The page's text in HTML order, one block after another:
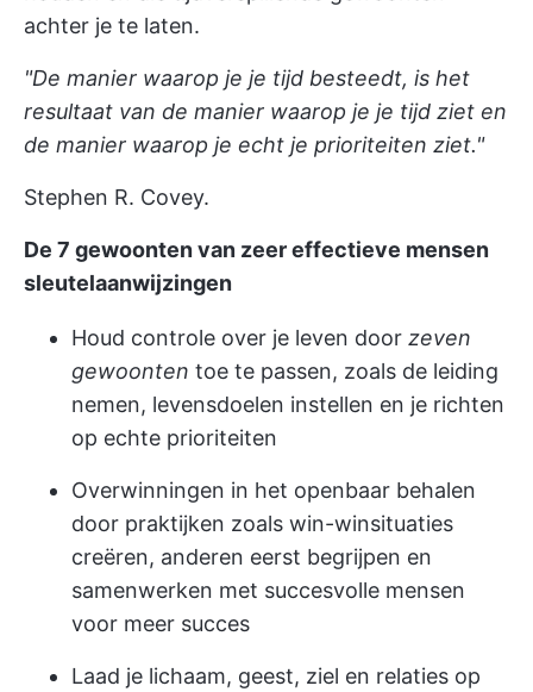
achter je te laten.
"De manier waarop je je tijd besteedt, is het
resultaat van de manier waarop je je tijd ziet en
de manier waarop je echt je prioriteiten ziet."
Stephen R. Covey.
De 7 gewoonten van zeer effectieve mensen
sleutelaanwijzingen
Houd controle over je leven door zeven
gewoonten toe te passen, zoals de leiding
nemen, levensdoelen instellen en je richten
op echte prioriteiten
Overwinningen in het openbaar behalen
door praktijken zoals win-winsituaties
creëren, anderen eerst begrijpen en
samenwerken met succesvolle mensen
voor meer succes
Laad je lichaam, geest, ziel en relaties op